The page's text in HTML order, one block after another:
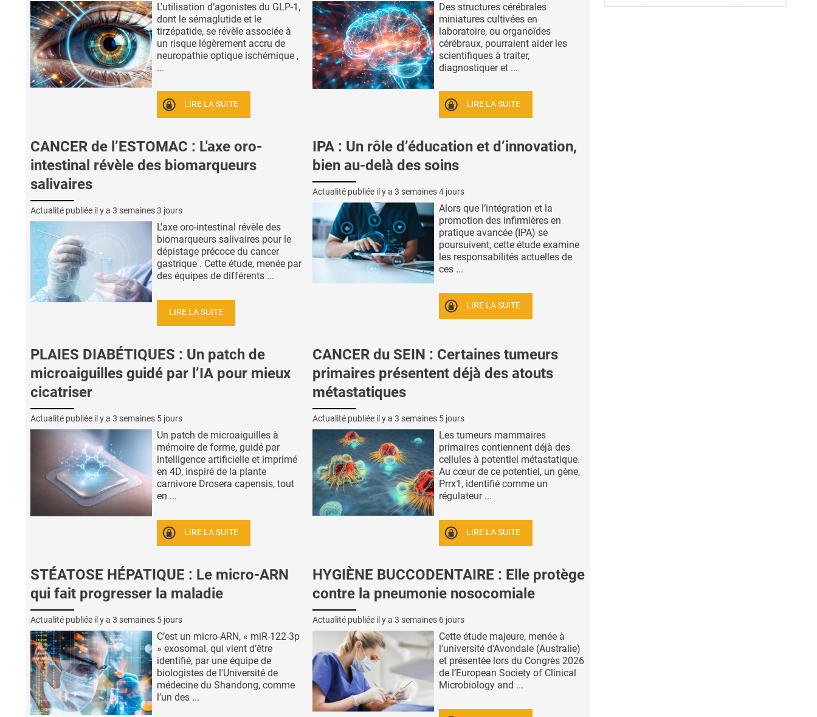
L'utilisation d’agonistes du GLP-1,
dont le sémaglutide et le
tirzépatide, se révèle associée à
un risque légèrement accru de
neuropathie optique ischémique ,
...
LIRE LA SUITE
Des structures cérébrales
miniatures cultivées en
laboratoire, ou organoïdes
cérébraux, pourraient aider les
scientifiques à traiter,
diagnostiquer et ...
LIRE LA SUITE
CANCER de l’ESTOMAC : L'axe oro-
intestinal révèle des biomarqueurs
salivaires
Actualité publiée il y a 3 semaines 3 jours
L'axe oro-intestinal révèle des
biomarqueurs salivaires pour le
dépistage précoce du cancer
gastrique . Cette étude, menée par
des équipes de différents ...
LIRE LA SUITE
IPA : Un rôle d’éducation et d’innovation,
bien au-delà des soins
Actualité publiée il y a 3 semaines 4 jours
Alors que l’intégration et la
promotion des infirmières en
pratique avancée (IPA) se
poursuivent, cette étude examine
les responsabilités actuelles de
ces ...
LIRE LA SUITE
PLAIES DIABÉTIQUES : Un patch de
microaiguilles guidé par l’IA pour mieux
cicatriser
Actualité publiée il y a 3 semaines 5 jours
Un patch de microaiguilles à
mémoire de forme, guidé par
intelligence artificielle et imprimé
en 4D, inspiré de la plante
carnivore Drosera capensis, tout
en ...
LIRE LA SUITE
CANCER du SEIN : Certaines tumeurs
primaires présentent déjà des atouts
métastatiques
Actualité publiée il y a 3 semaines 5 jours
Les tumeurs mammaires
primaires contiennent déjà des
cellules à potentiel métastatique.
Au cœur de ce potentiel, un gène,
Prrx1, identifié comme un
régulateur ...
LIRE LA SUITE
STÉATOSE HÉPATIQUE : Le micro-ARN
qui fait progresser la maladie
Actualité publiée il y a 3 semaines 5 jours
C’est un micro-ARN, « miR-122-3p
» exosomal, qui vient d’être
identifié, par une équipe de
biologistes de l'Université de
médecine du Shandong, comme
l’un des ...
HYGIÈNE BUCCODENTAIRE : Elle protège
contre la pneumonie nosocomiale
Actualité publiée il y a 3 semaines 6 jours
Cette étude majeure, menée à
l'université d'Avondale (Australie)
et présentée lors du Congrès 2026
de l’European Society of Clinical
Microbiology and ...